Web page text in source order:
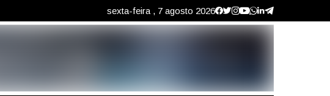
sexta-feira , 7 agosto 2026